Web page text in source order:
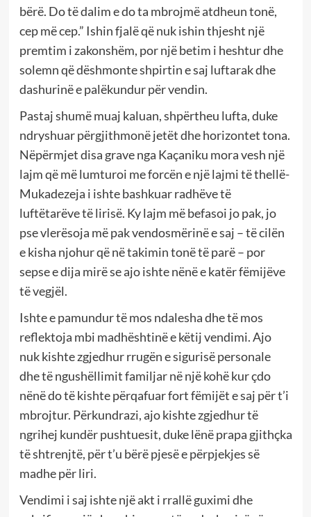
bërë. Do të dalim e do ta mbrojmë atdheun tonë,
cep më cep.” Ishin fjalë që nuk ishin thjesht një
premtim i zakonshëm, por një betim i heshtur dhe
solemn që dëshmonte shpirtin e saj luftarak dhe
dashurinë e palëkundur për vendin.
Pastaj shumë muaj kaluan, shpërtheu lufta, duke
ndryshuar përgjithmonë jetët dhe horizontet tona.
Nëpërmjet disa grave nga Kaçaniku mora vesh një
lajm që më lumturoi me forcën e një lajmi të thellë-
Mukadezeja i ishte bashkuar radhëve të
luftëtarëve të lirisë. Ky lajm më befasoi jo pak, jo
pse vlerësoja më pak vendosmërinë e saj – të cilën
e kisha njohur që në takimin tonë të parë – por
sepse e dija mirë se ajo ishte nënë e katër fëmijëve
të vegjël.
Ishte e pamundur të mos ndalesha dhe të mos
reflektoja mbi madhështinë e këtij vendimi. Ajo
nuk kishte zgjedhur rrugën e sigurisë personale
dhe të ngushëllimit familjar në një kohë kur çdo
nënë do të kishte përqafuar fort fëmijët e saj për t’i
mbrojtur. Përkundrazi, ajo kishte zgjedhur të
ngrihej kundër pushtuesit, duke lënë prapa gjithçka
të shtrenjtë, për t’u bërë pjesë e përpjekjes së
madhe për liri.
Vendimi i saj ishte një akt i rrallë guximi dhe